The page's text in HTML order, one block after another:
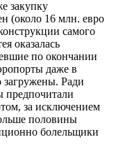
закупку
(около 16 млн. евро
самого
оказалась
по окончании
даже в
загружены. Ради
предпочитали
за исключением
половины
болельщики